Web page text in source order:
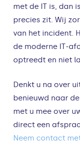
met de IT is, dan
precies zit. Wij
van het incident.
de moderne IT-
optreedt en niet
Denkt u na over
benieuwd naar
met u mee over
direct een
Neem contact